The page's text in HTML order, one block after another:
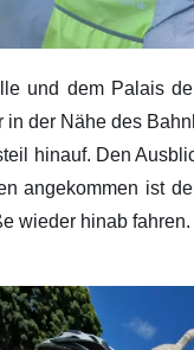
und dem Palais
der Nähe des
hinauf. Den
angekommen ist
wieder hinab fahren.